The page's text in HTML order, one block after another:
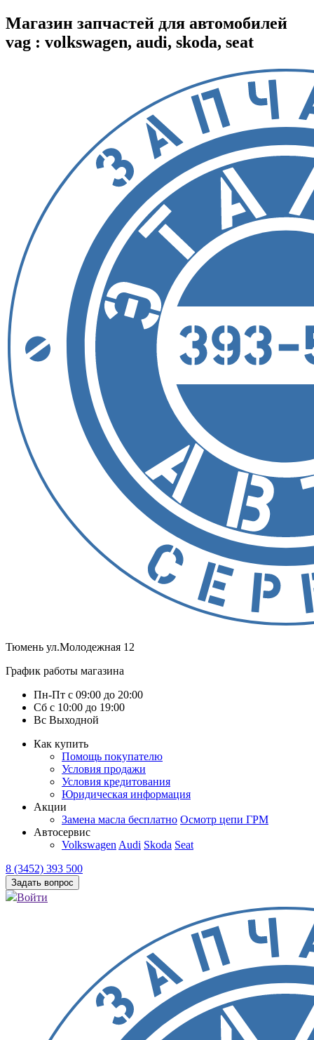
Магазин запчастей для автомобилей
vag : volkswagen, audi, skoda, seat
Тюмень ул.Молодежная 12
График работы магазина
Пн-Пт с 09:00 до 20:00
Сб с 10:00 до 19:00
Вс Выходной
Как купить
Помощь покупателю
Условия продажи
Условия кредитования
Юридическая информация
Акции
Замена масла бесплатно Осмотр цепи ГРМ
Автосервис
Volkswagen Audi Skoda Seat
8 (3452) 393 500
Задать вопрос
Войти